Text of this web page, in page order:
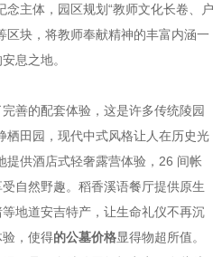
念主体，园区规划“教师文化长卷、户
区块，将教师奉献精神的丰富内涵一
息之地。
善的配套体验，这是许多传统陵园
栖田园，现代中式风格让人在历史光
提供酒店式轻奢露营体验，26 间帐
自然野趣。稻香溪语餐厅提供原生
地道安吉特产，让生命礼仪不再沉
，使得的公墓价格显得物超所值。